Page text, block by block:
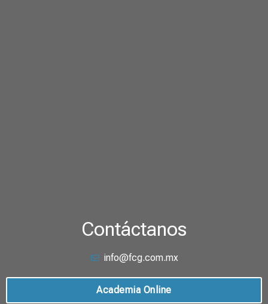
Contáctanos
info@fcg.com.mx
Academia Online